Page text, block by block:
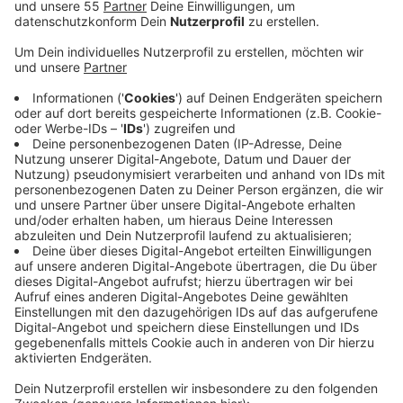
Anzeige
Geht in der Kreisleitstelle ein Notruf zu einem Herz-
Kreislauf-Stillstand oder zu Bewusstlosigkeit ein,
alarmiert die Leitstelle den Rettungsdienst aber auch
die Mobilen Retter. Auch auf den Handys der über 700
Ehrenamtlichen geht über eine App ein Alarm ein, wenn
sie sich in der Nähe des Einsatzortes befinden. Dann
können sie sofort zum Notfall ausrücken und
lebensrettende Maßnahmen einleiten, bis der
Rettungsdienst eintrifft.
Wer teilnehmen kann und wie das geht: Hier gibts die